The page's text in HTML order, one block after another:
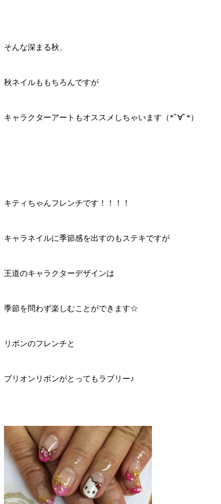
そんな深まる秋、
秋ネイルももちろんですが
キャラクターアートもオススメしちゃいます（*ﾟ∀ﾟ*）
キティちゃんフレンチです！！！！
キャラネイルに季節感を出すのもステキですが
王道のキャラクターデザインは
季節を問わず楽しむことができます☆
リボンのフレンチと
ブリオンリボンがとってもラブリー♪